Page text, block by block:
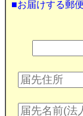
■お届けする郵